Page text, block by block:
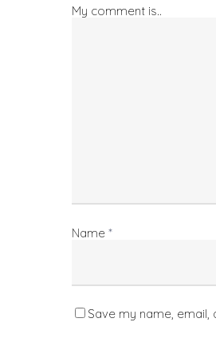
My comment is..
Name *
Save my name,